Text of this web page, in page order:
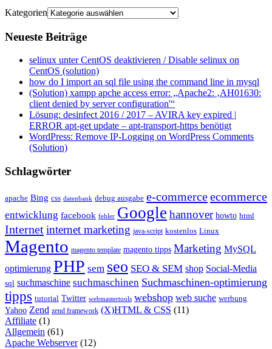
Kategorien
Neueste Beiträge
selinux unter CentOS deaktivieren / Disable selinux on
CentOS (solution)
how do I import an sql file using the command line in mysql
(Solution) xampp apche access error: „Apache2: ‚AH01630:
client denied by server configuration'“
Lösung: desinfect 2016 / 2017 – AVIRA key expired |
ERROR apt-get update – apt-transport-https benötigt
WordPress: Remove IP-Logging on WordPress Comments
(Solution)
Schlagwörter
apache Bing css datenbank debug ausgabe e-commerceecommerce
entwicklung facebook fehler Google hannover howto html
Internetinternet marketing java-script kostenlos Linux
Magento magento template magento tipps Marketing MySQL
optimierung PHP sem seo SEO & SEM shop Social-Media
sql suchmaschine suchmaschinen Suchmaschinen-optimierung
tipps tutorial Twitter webmastertools webshop web suche werbung
Yahoo Zend zend framework (X)HTML & CSS (11)
Affiliate (1)
Allgemein (61)
Apache Webserver(12)